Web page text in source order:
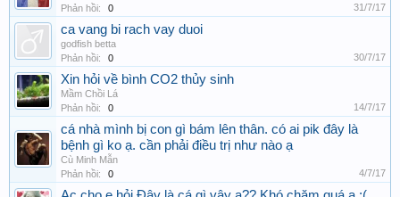
Phản hồi:
0 31/7/17
ca vang bi rach vay duoi
godfish betta
Phản hồi:
0 30/7/17
Xin hỏi về bình CO2 thủy sinh
Mầm Chồi Lá
Phản hồi:
0 14/7/17
cá nhà mình bị con gì bám lên thân. có ai pik đây là
bệnh gì ko ạ. cần phải điều trị như nào ạ
Cù Minh Mẫn
Phản hồi:
0 4/7/17